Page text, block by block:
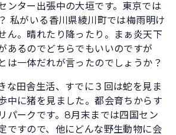
ンター出張中の大垣です。東京では
私がいる香川県綾川町では梅雨明け
ん。晴れたり降ったり。まぁ炎天下
あるのでどちらでもいいのですが
は一体だれが言ったのでしょうか？
な田舎生活、すでに３回は蛇を見ま
中に猪を見ました。都会育ちからす
パークです。8月末までは四国セン
ですので、他にどんな野生動物に会